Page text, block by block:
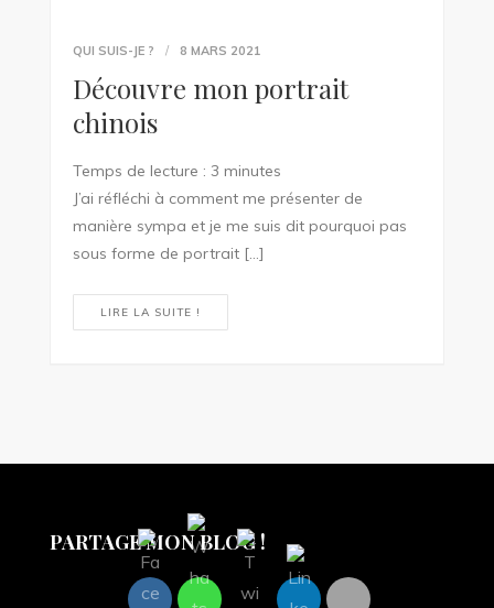
QUI SUIS-JE ? 8 MARS 2021
Découvre mon portrait
chinois
Temps de lecture : 3 minutes
J’ai réfléchi à comment me présenter de
manière sympa et je me suis dit pourquoi pas
sous forme de portrait […]
LIRE LA SUITE !
PARTAGE MON BLOG !